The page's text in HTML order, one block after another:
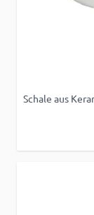
Schale aus